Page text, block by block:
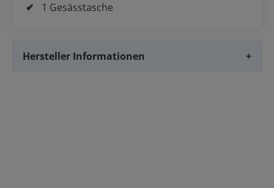
1 Gesässtasche
Hersteller Informationen +